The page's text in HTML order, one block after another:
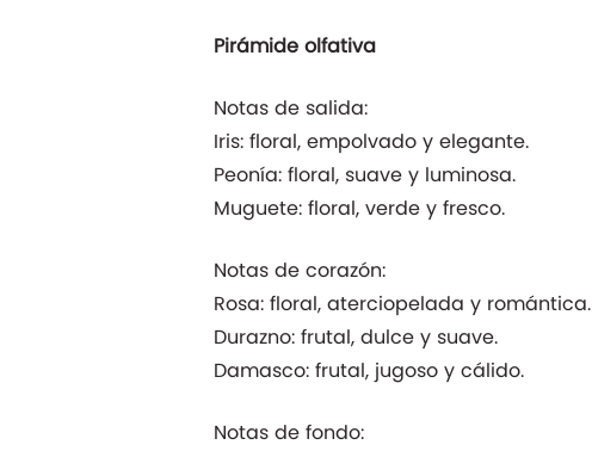
Pirámide olfativa
Notas de salida:
Iris: floral, empolvado y elegante.
Peonía: floral, suave y luminosa.
Muguete: floral, verde y fresco.
Notas de corazón:
Rosa: floral, aterciopelada y romántica.
Durazno: frutal, dulce y suave.
Damasco: frutal, jugoso y cálido.
Notas de fondo: